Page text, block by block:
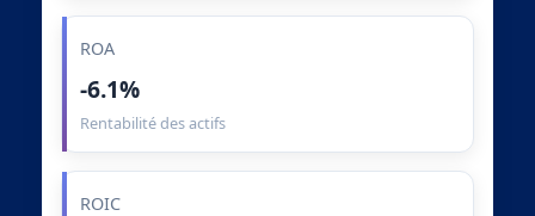
ROA
-6.1%
Rentabilité des actifs
ROIC